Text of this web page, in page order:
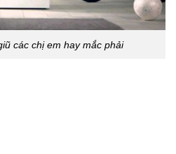
các chị em hay mắc phải